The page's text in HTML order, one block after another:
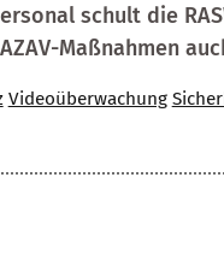
schult die
Maßnahmen
Videoüberwachung